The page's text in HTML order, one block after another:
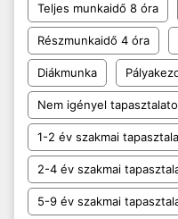
Teljes munkaidő 8 óra
Részmunkaidő 4 óra
Diákmunka
Nem igényel
1-2 év szakmai
2-4 év szakmai
5-9 év szakmai